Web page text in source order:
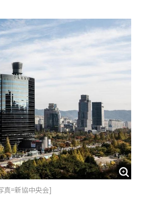
真=新協中央会]